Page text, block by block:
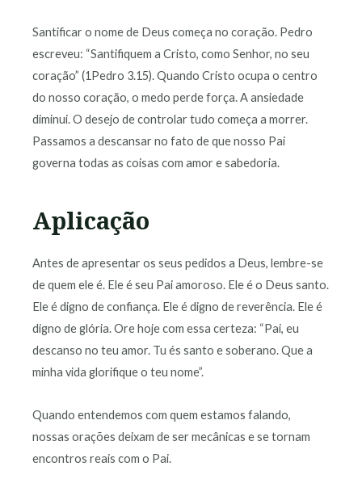
Santificar o nome de Deus começa no coração. Pedro
escreveu: “Santifiquem a Cristo, como Senhor, no seu
coração” (1Pedro 3.15). Quando Cristo ocupa o centro
do nosso coração, o medo perde força. A ansiedade
diminui. O desejo de controlar tudo começa a morrer.
Passamos a descansar no fato de que nosso Pai
governa todas as coisas com amor e sabedoria.
Aplicação
Antes de apresentar os seus pedidos a Deus, lembre-se
de quem ele é. Ele é seu Pai amoroso. Ele é o Deus santo.
Ele é digno de confiança. Ele é digno de reverência. Ele é
digno de glória. Ore hoje com essa certeza: “Pai, eu
descanso no teu amor. Tu és santo e soberano. Que a
minha vida glorifique o teu nome”.
Quando entendemos com quem estamos falando,
nossas orações deixam de ser mecânicas e se tornam
encontros reais com o Pai.